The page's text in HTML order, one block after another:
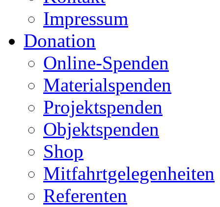
Impressum
Donation
Online-Spenden
Materialspenden
Projektspenden
Objektspenden
Shop
Mitfahrtgelegenheiten
Referenten